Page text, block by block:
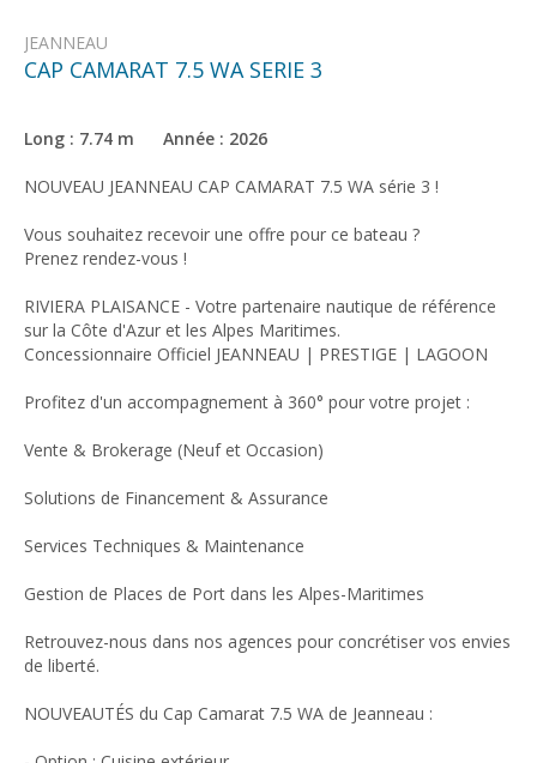
JEANNEAU
CAP CAMARAT 7.5 WA SERIE 3
Long : 7.74 m Année : 2026
NOUVEAU JEANNEAU CAP CAMARAT 7.5 WA série 3 !
Vous souhaitez recevoir une offre pour ce bateau ?
Prenez rendez-vous !
RIVIERA PLAISANCE - Votre partenaire nautique de référence
sur la Côte d'Azur et les Alpes Maritimes.
Concessionnaire Officiel JEANNEAU | PRESTIGE | LAGOON
Profitez d'un accompagnement à 360° pour votre projet :
Vente & Brokerage (Neuf et Occasion)
Solutions de Financement & Assurance
Services Techniques & Maintenance
Gestion de Places de Port dans les Alpes-Maritimes
Retrouvez-nous dans nos agences pour concrétiser vos envies
de liberté.
NOUVEAUTÉS du Cap Camarat 7.5 WA de Jeanneau :